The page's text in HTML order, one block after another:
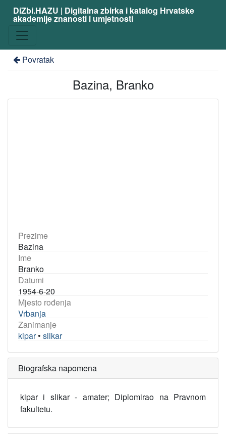
DiZbi.HAZU | Digitalna zbirka i katalog Hrvatske
akademije znanosti i umjetnosti
Povratak
Bazina, Branko
Prezime
Bazina
Ime
Branko
Datumi
1954-6-20
Mjesto rođenja
Vrbanja
Zanimanje
kipar• slikar
Biografska napomena
kipar i slikar - amater; Diplomirao na Pravnom
fakultetu.